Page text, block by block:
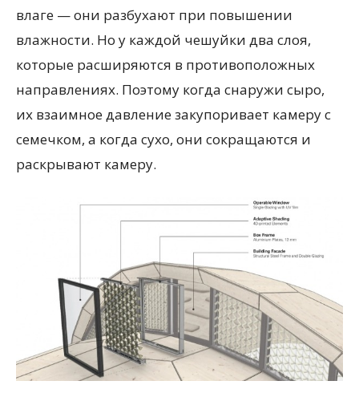
влаге — они разбухают при повышении
влажности. Но у каждой чешуйки два слоя,
которые расширяются в противоположных
направлениях. Поэтому когда снаружи сыро,
их взаимное давление закупоривает камеру с
семечком, а когда сухо, они сокращаются и
раскрывают камеру.